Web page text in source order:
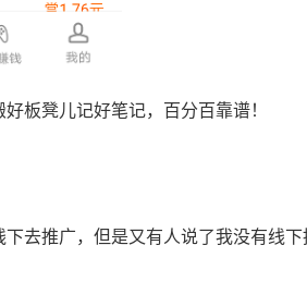
板凳儿记好笔记，百分百靠谱！
去推广，但是又有人说了我没有线下